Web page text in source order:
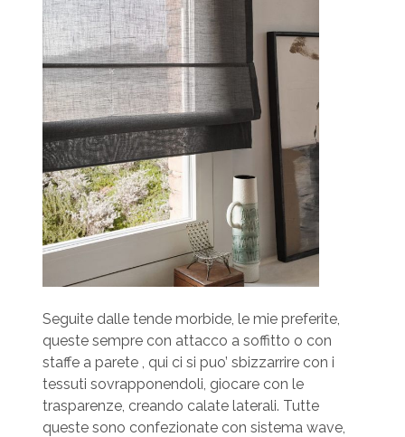
Seguite dalle tende morbide, le mie preferite,
queste sempre con attacco a soffitto o con
staffe a parete , qui ci si puo’ sbizzarrire con i
tessuti sovrapponendoli, giocare con le
trasparenze, creando calate laterali. Tutte
queste sono confezionate ​con sistema wave, ​